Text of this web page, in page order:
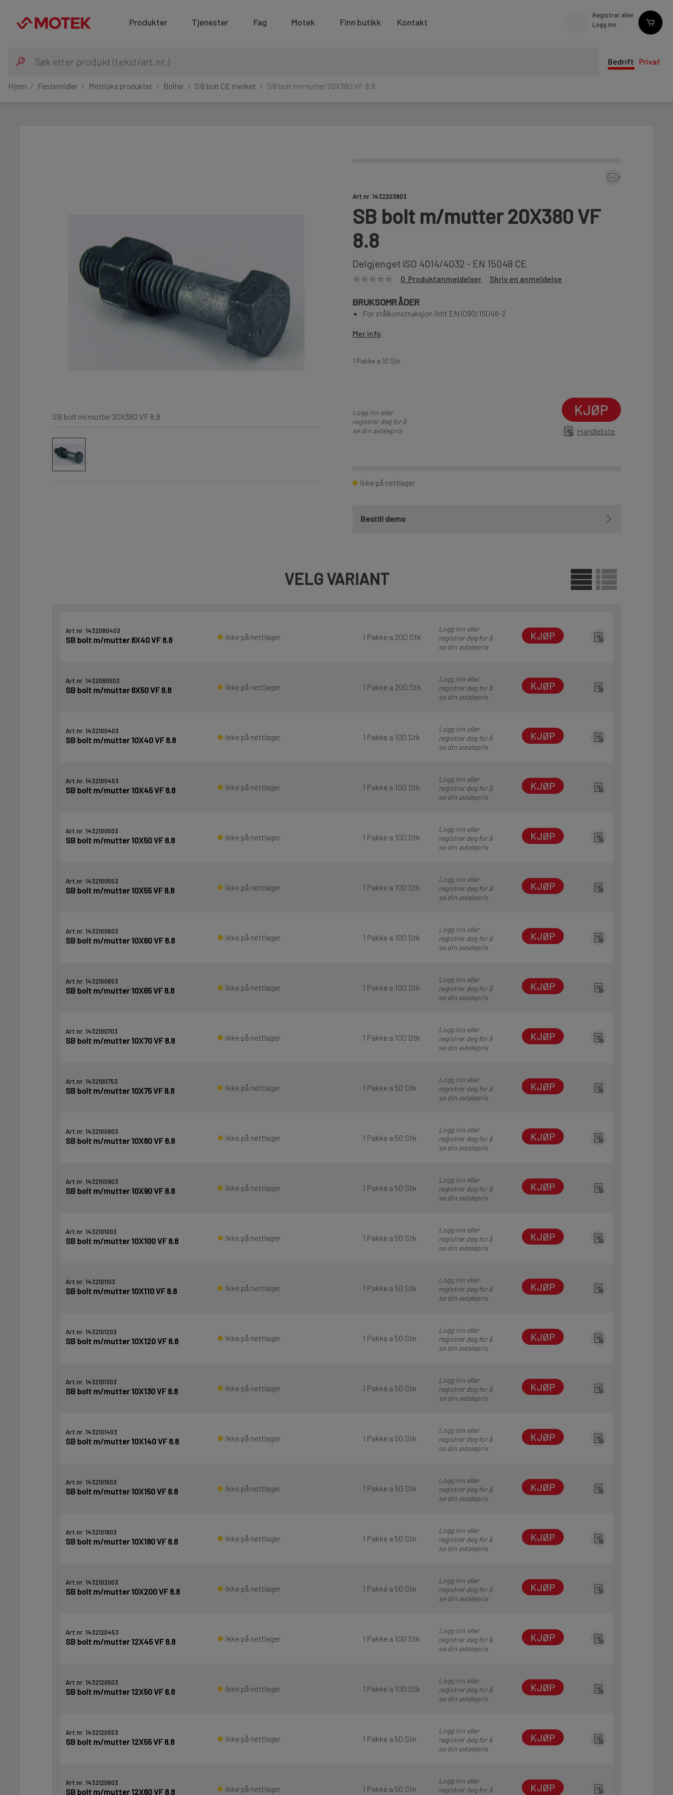
Produkter Tjenester Fag Motek Finn butikk Kontakt
Registrer eller
Logg inn
Bedrift Privat
Hjem Festemidler Metriske produkter Bolter SB bolt CE merket SB bolt m/mutter 20X380 VF 8.8
SB bolt m/mutter 20X380 VF 8.8
Art.nr. 1432203803
SB bolt m/mutter 20X380 VF
8.8
Delgjenget ISO 4014/4032 - EN 15048 CE
0 Produktanmeldelser Skriv en anmeldelse
BRUKSOMRÅDER
For stålkonstruksjon ihht EN1090/15048-2
Mer info
1 Pakke a 10 Stk
Logg inn eller
registrer deg for å
se din avtalepris
KJØP
Handleliste
Ikke på nettlager
Bestill demo
VELG VARIANT
Art.nr. 1432080403
SB bolt m/mutter 8X40 VF 8.8 Ikke på nettlager 1 Pakke a 200 Stk
Logg inn eller
registrer deg for å
se din avtalepris
KJØP
Art.nr. 1432080503
SB bolt m/mutter 8X50 VF 8.8 Ikke på nettlager 1 Pakke a 200 Stk
Logg inn eller
registrer deg for å
se din avtalepris
KJØP
Art.nr. 1432100403
SB bolt m/mutter 10X40 VF 8.8 Ikke på nettlager 1 Pakke a 100 Stk
Logg inn eller
registrer deg for å
se din avtalepris
KJØP
Art.nr. 1432100453
SB bolt m/mutter 10X45 VF 8.8 Ikke på nettlager 1 Pakke a 100 Stk
Logg inn eller
registrer deg for å
se din avtalepris
KJØP
Art.nr. 1432100503
SB bolt m/mutter 10X50 VF 8.8 Ikke på nettlager 1 Pakke a 100 Stk
Logg inn eller
registrer deg for å
se din avtalepris
KJØP
Art.nr. 1432100553
SB bolt m/mutter 10X55 VF 8.8 Ikke på nettlager 1 Pakke a 100 Stk
Logg inn eller
registrer deg for å
se din avtalepris
KJØP
Art.nr. 1432100603
SB bolt m/mutter 10X60 VF 8.8 Ikke på nettlager 1 Pakke a 100 Stk
Logg inn eller
registrer deg for å
se din avtalepris
KJØP
Art.nr. 1432100653
SB bolt m/mutter 10X65 VF 8.8 Ikke på nettlager 1 Pakke a 100 Stk
Logg inn eller
registrer deg for å
se din avtalepris
KJØP
Art.nr. 1432100703
SB bolt m/mutter 10X70 VF 8.8 Ikke på nettlager 1 Pakke a 100 Stk
Logg inn eller
registrer deg for å
se din avtalepris
KJØP
Art.nr. 1432100753
SB bolt m/mutter 10X75 VF 8.8 Ikke på nettlager 1 Pakke a 50 Stk
Logg inn eller
registrer deg for å
se din avtalepris
KJØP
Art.nr. 1432100803
SB bolt m/mutter 10X80 VF 8.8 Ikke på nettlager 1 Pakke a 50 Stk
Logg inn eller
registrer deg for å
se din avtalepris
KJØP
Art.nr. 1432100903
SB bolt m/mutter 10X90 VF 8.8 Ikke på nettlager 1 Pakke a 50 Stk
Logg inn eller
registrer deg for å
se din avtalepris
KJØP
Art.nr. 1432101003
SB bolt m/mutter 10X100 VF 8.8 Ikke på nettlager 1 Pakke a 50 Stk
Logg inn eller
registrer deg for å
se din avtalepris
KJØP
Art.nr. 1432101103
SB bolt m/mutter 10X110 VF 8.8 Ikke på nettlager 1 Pakke a 50 Stk
Logg inn eller
registrer deg for å
se din avtalepris
KJØP
Art.nr. 1432101203
SB bolt m/mutter 10X120 VF 8.8 Ikke på nettlager 1 Pakke a 50 Stk
Logg inn eller
registrer deg for å
se din avtalepris
KJØP
Art.nr. 1432101303
SB bolt m/mutter 10X130 VF 8.8 Ikke på nettlager 1 Pakke a 50 Stk
Logg inn eller
registrer deg for å
se din avtalepris
KJØP
Art.nr. 1432101403
SB bolt m/mutter 10X140 VF 8.8 Ikke på nettlager 1 Pakke a 50 Stk
Logg inn eller
registrer deg for å
se din avtalepris
KJØP
Art.nr. 1432101503
SB bolt m/mutter 10X150 VF 8.8 Ikke på nettlager 1 Pakke a 50 Stk
Logg inn eller
registrer deg for å
se din avtalepris
KJØP
Art.nr. 1432101803
SB bolt m/mutter 10X180 VF 8.8 Ikke på nettlager 1 Pakke a 50 Stk
Logg inn eller
registrer deg for å
se din avtalepris
KJØP
Art.nr. 1432102003
SB bolt m/mutter 10X200 VF 8.8 Ikke på nettlager 1 Pakke a 50 Stk
Logg inn eller
registrer deg for å
se din avtalepris
KJØP
Art.nr. 1432120453
SB bolt m/mutter 12X45 VF 8.8 Ikke på nettlager 1 Pakke a 100 Stk
Logg inn eller
registrer deg for å
se din avtalepris
KJØP
Art.nr. 1432120503
SB bolt m/mutter 12X50 VF 8.8 Ikke på nettlager 1 Pakke a 100 Stk
Logg inn eller
registrer deg for å
se din avtalepris
KJØP
Art.nr. 1432120553
SB bolt m/mutter 12X55 VF 8.8 Ikke på nettlager 1 Pakke a 50 Stk
Logg inn eller
registrer deg for å
se din avtalepris
KJØP
Art.nr. 1432120603
SB bolt m/mutter 12X60 VF 8.8 Ikke på nettlager 1 Pakke a 50 Stk
Logg inn eller
registrer deg for å
KJØP